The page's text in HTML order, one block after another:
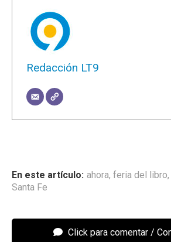
Redacción LT9
ahora, feria del libro,
Santa Fe
Click para comentar